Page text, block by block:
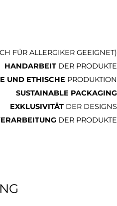
FÜR ALLERGIKER GEEIGNET)
HANDARBEIT DER PRODUKTE
UND ETHISCHE PRODUKTION
SUSTAINABLE PACKAGING
EXKLUSIVITÄT DER DESIGNS
DER PRODUKTE